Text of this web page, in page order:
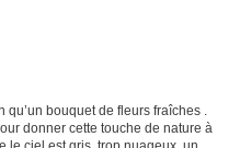
bouquet de fleurs fraîches .
donner cette touche de nature à